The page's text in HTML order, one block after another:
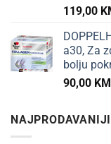
119,00
a30, Za
bolju
90,00 KM
NAJPRODAVANIJI